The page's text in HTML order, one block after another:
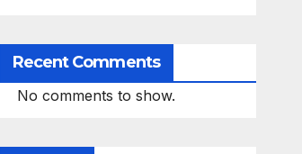
Recent Comments
No comments to show.